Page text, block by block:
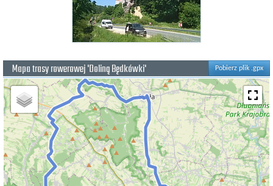
Pobierz plik .gpx
Mapa trasy rowerowej 'Doliną Będkówki'